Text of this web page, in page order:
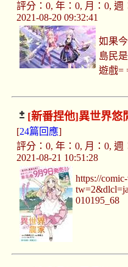
評分：0, 年：0, 月：0, 週
2021-08-20 09:32:41
如果
島民
遊戲=
[新番捏他]異世界悠
[24篇回應]
評分：0, 年：0, 月：0, 週
2021-08-21 10:51:28
https://
010195_68